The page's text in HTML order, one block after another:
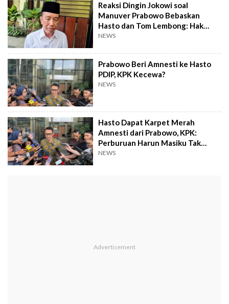
Reaksi Dingin Jokowi soal
Manuver Prabowo Bebaskan
Hasto dan Tom Lembong: Hak
Prerogatif Presiden!
NEWS
Prabowo Beri Amnesti ke Hasto
PDIP, KPK Kecewa?
NEWS
Hasto Dapat Karpet Merah
Amnesti dari Prabowo, KPK:
Perburuan Harun Masiku Tak
Terhenti!
NEWS